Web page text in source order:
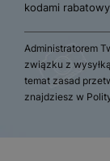
kodami
Administratorem
związku z
temat zasad
znajdziesz w